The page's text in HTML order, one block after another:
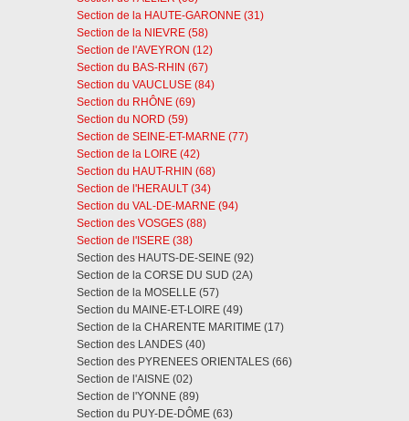
Section de la HAUTE-GARONNE (31)
Section de la NIEVRE (58)
Section de l'AVEYRON (12)
Section du BAS-RHIN (67)
Section du VAUCLUSE (84)
Section du RHÔNE (69)
Section du NORD (59)
Section de SEINE-ET-MARNE (77)
Section de la LOIRE (42)
Section du HAUT-RHIN (68)
Section de l'HERAULT (34)
Section du VAL-DE-MARNE (94)
Section des VOSGES (88)
Section de l'ISERE (38)
Section des HAUTS-DE-SEINE (92)
Section de la CORSE DU SUD (2A)
Section de la MOSELLE (57)
Section du MAINE-ET-LOIRE (49)
Section de la CHARENTE MARITIME (17)
Section des LANDES (40)
Section des PYRENEES ORIENTALES (66)
Section de l'AISNE (02)
Section de l'YONNE (89)
Section du PUY-DE-DÔME (63)